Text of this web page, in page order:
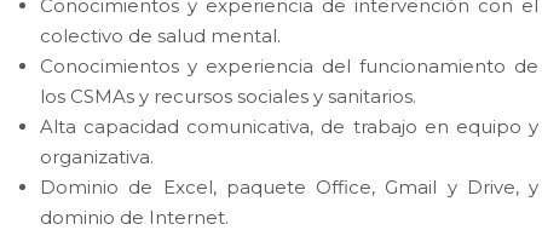
Conocimientos y experiencia de intervención con el
colectivo de salud mental.
Conocimientos y experiencia del funcionamiento de
los CSMAs y recursos sociales y sanitarios.
Alta capacidad comunicativa, de trabajo en equipo y
organizativa.
Dominio de Excel, paquete Office, Gmail y Drive, y
dominio de Internet.